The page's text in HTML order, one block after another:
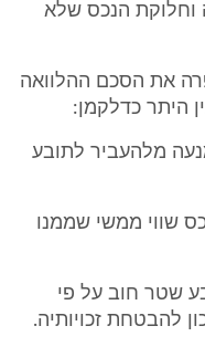
וחלוקת הנכס שלא
את הסכם ההלוואה
היתר כדלקמן:
מלהעביר לתובע
שווי ממשי שממנו
שטר חוב על פי
להבטחת זכויותיה.